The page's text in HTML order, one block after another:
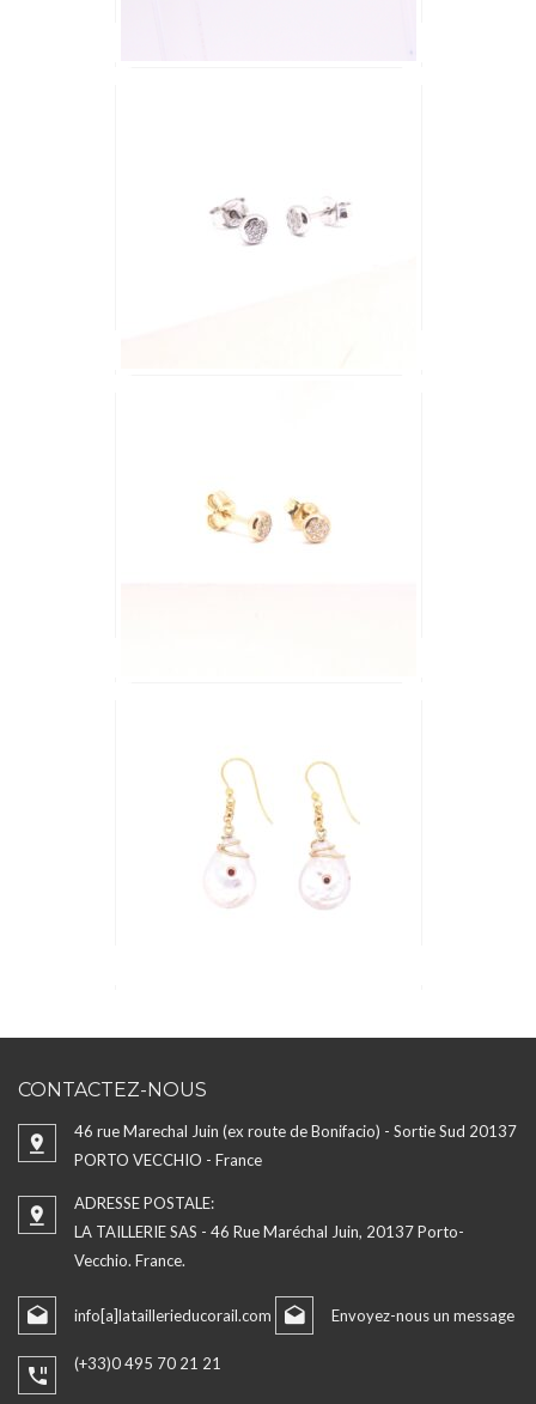
CONTACTEZ-NOUS
46 rue Marechal Juin (ex route de Bonifacio) - Sortie Sud 20137
PORTO VECCHIO - France
ADRESSE POSTALE:
LA TAILLERIE SAS - 46 Rue Maréchal Juin, 20137 Porto-
Vecchio. France.
info[a]lataillerieducorail.com Envoyez-nous un message
(+33)0 495 70 21 21